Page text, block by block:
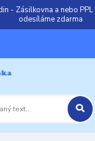
- Zásilkovna a nebo
odesíláme zdarma